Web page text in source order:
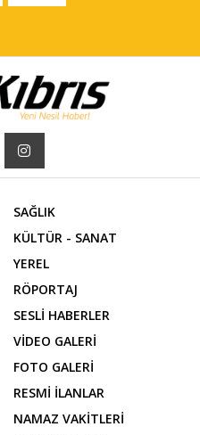
SAĞLIK
KÜLTÜR - SANAT
YEREL
RÖPORTAJ
SESLİ HABERLER
VİDEO GALERİ
FOTO GALERİ
RESMİ İLANLAR
NAMAZ VAKİTLERİ